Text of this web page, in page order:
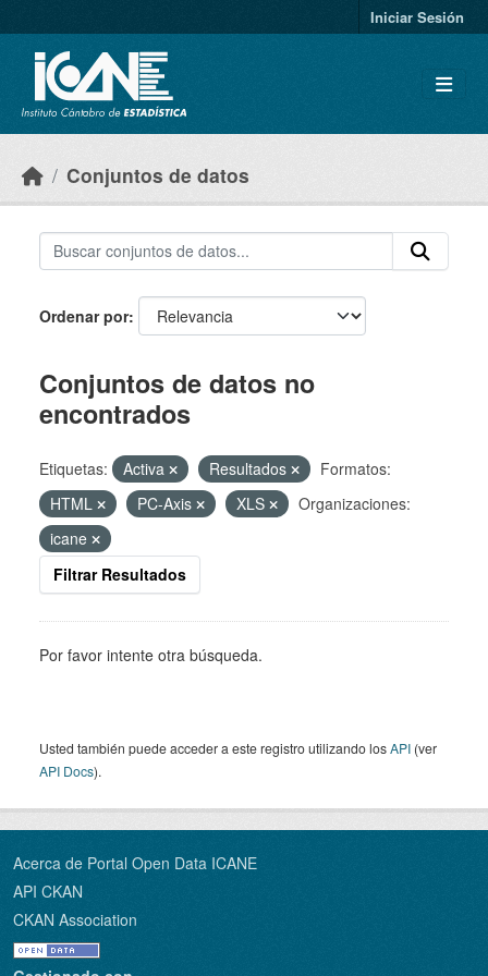
Iniciar Sesión
Conjuntos de datos
Ordenar por
Conjuntos de datos no
encontrados
Etiquetas: Activa Resultados
Formatos:
HTML
PC-Axis XLS
Organizaciones:
icane
Filtrar Resultados
Por favor intente otra búsqueda.
Usted también puede acceder a este registro utilizando losAPI (ver
API Docs).
Acerca de Portal Open Data ICANE
API CKAN
CKAN Association